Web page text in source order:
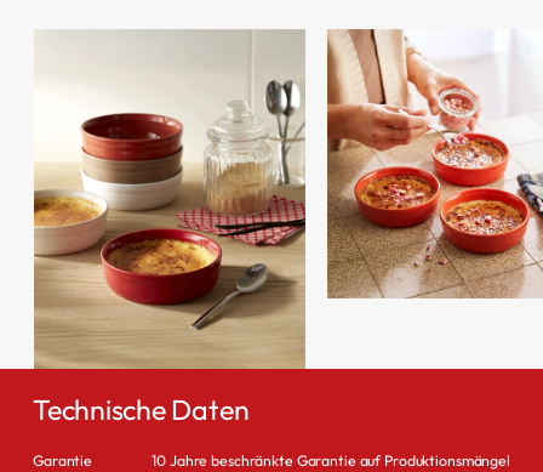
Technische Daten
Garantie 10 Jahre beschränkte Garantie auf Produktionsmängel